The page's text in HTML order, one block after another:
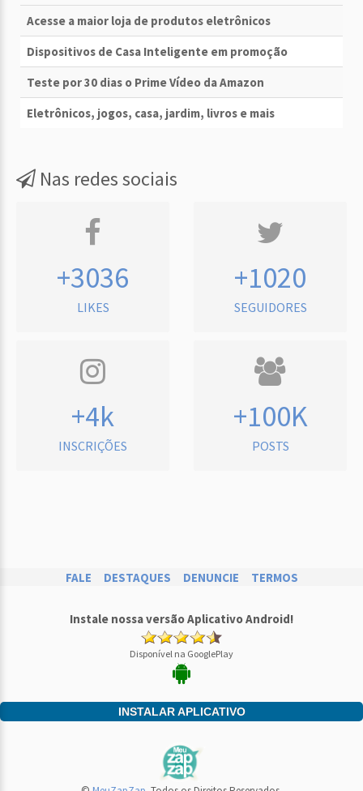
Acesse a maior loja de produtos eletrônicos
Dispositivos de Casa Inteligente em promoção
Teste por 30 dias o Prime Vídeo da Amazon
Eletrônicos, jogos, casa, jardim, livros e mais
Nas redes sociais
+3036
LIKES
+1020
SEGUIDORES
+4k
INSCRIÇÕES
+100K
POSTS
FALE DESTAQUES DENUNCIE TERMOS
Instale nossa versão Aplicativo Android!
Disponível na GooglePlay
INSTALAR APLICATIVO